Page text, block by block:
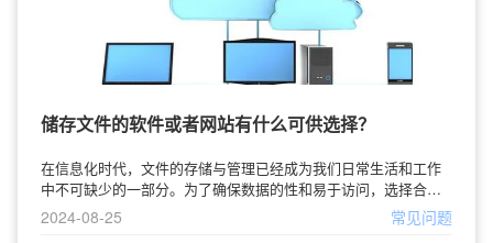
储存文件的软件或者网站有什么可供选择？
在信息化时代，文件的存储与管理已经成为我们日常生活和工作
中不可缺少的一部分。为了确保数据的性和易于访问，选择合适
的储存文件的软件和网站显得尤为重要。本文将为您几款的文件
储存解决方案，帮助您根据需求找到
2024-08-25 常见问题